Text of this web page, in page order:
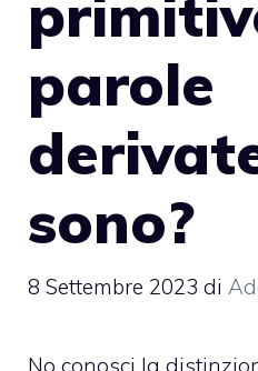
parole
sono?
8 Settembre 2023 di
No conosci la